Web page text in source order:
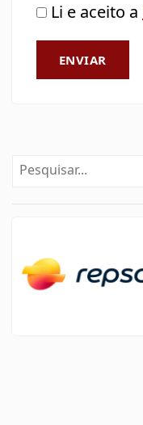
Li e aceito a
ENVIAR